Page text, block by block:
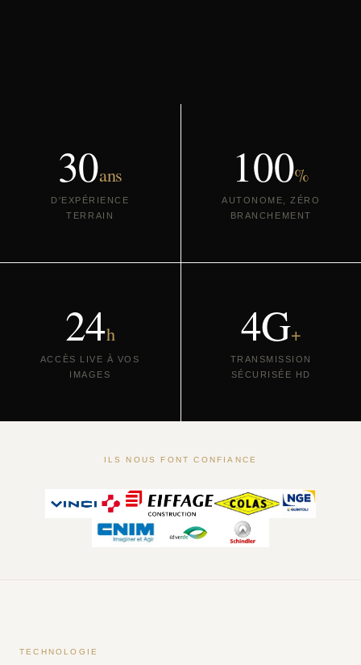
30ans
D'EXPÉRIENCE
TERRAIN
100%
AUTONOME, ZÉRO
BRANCHEMENT
24h
ACCÈS LIVE À VOS
IMAGES
4G+
TRANSMISSION
SÉCURISÉE HD
ILS NOUS FONT CONFIANCE
TECHNOLOGIE